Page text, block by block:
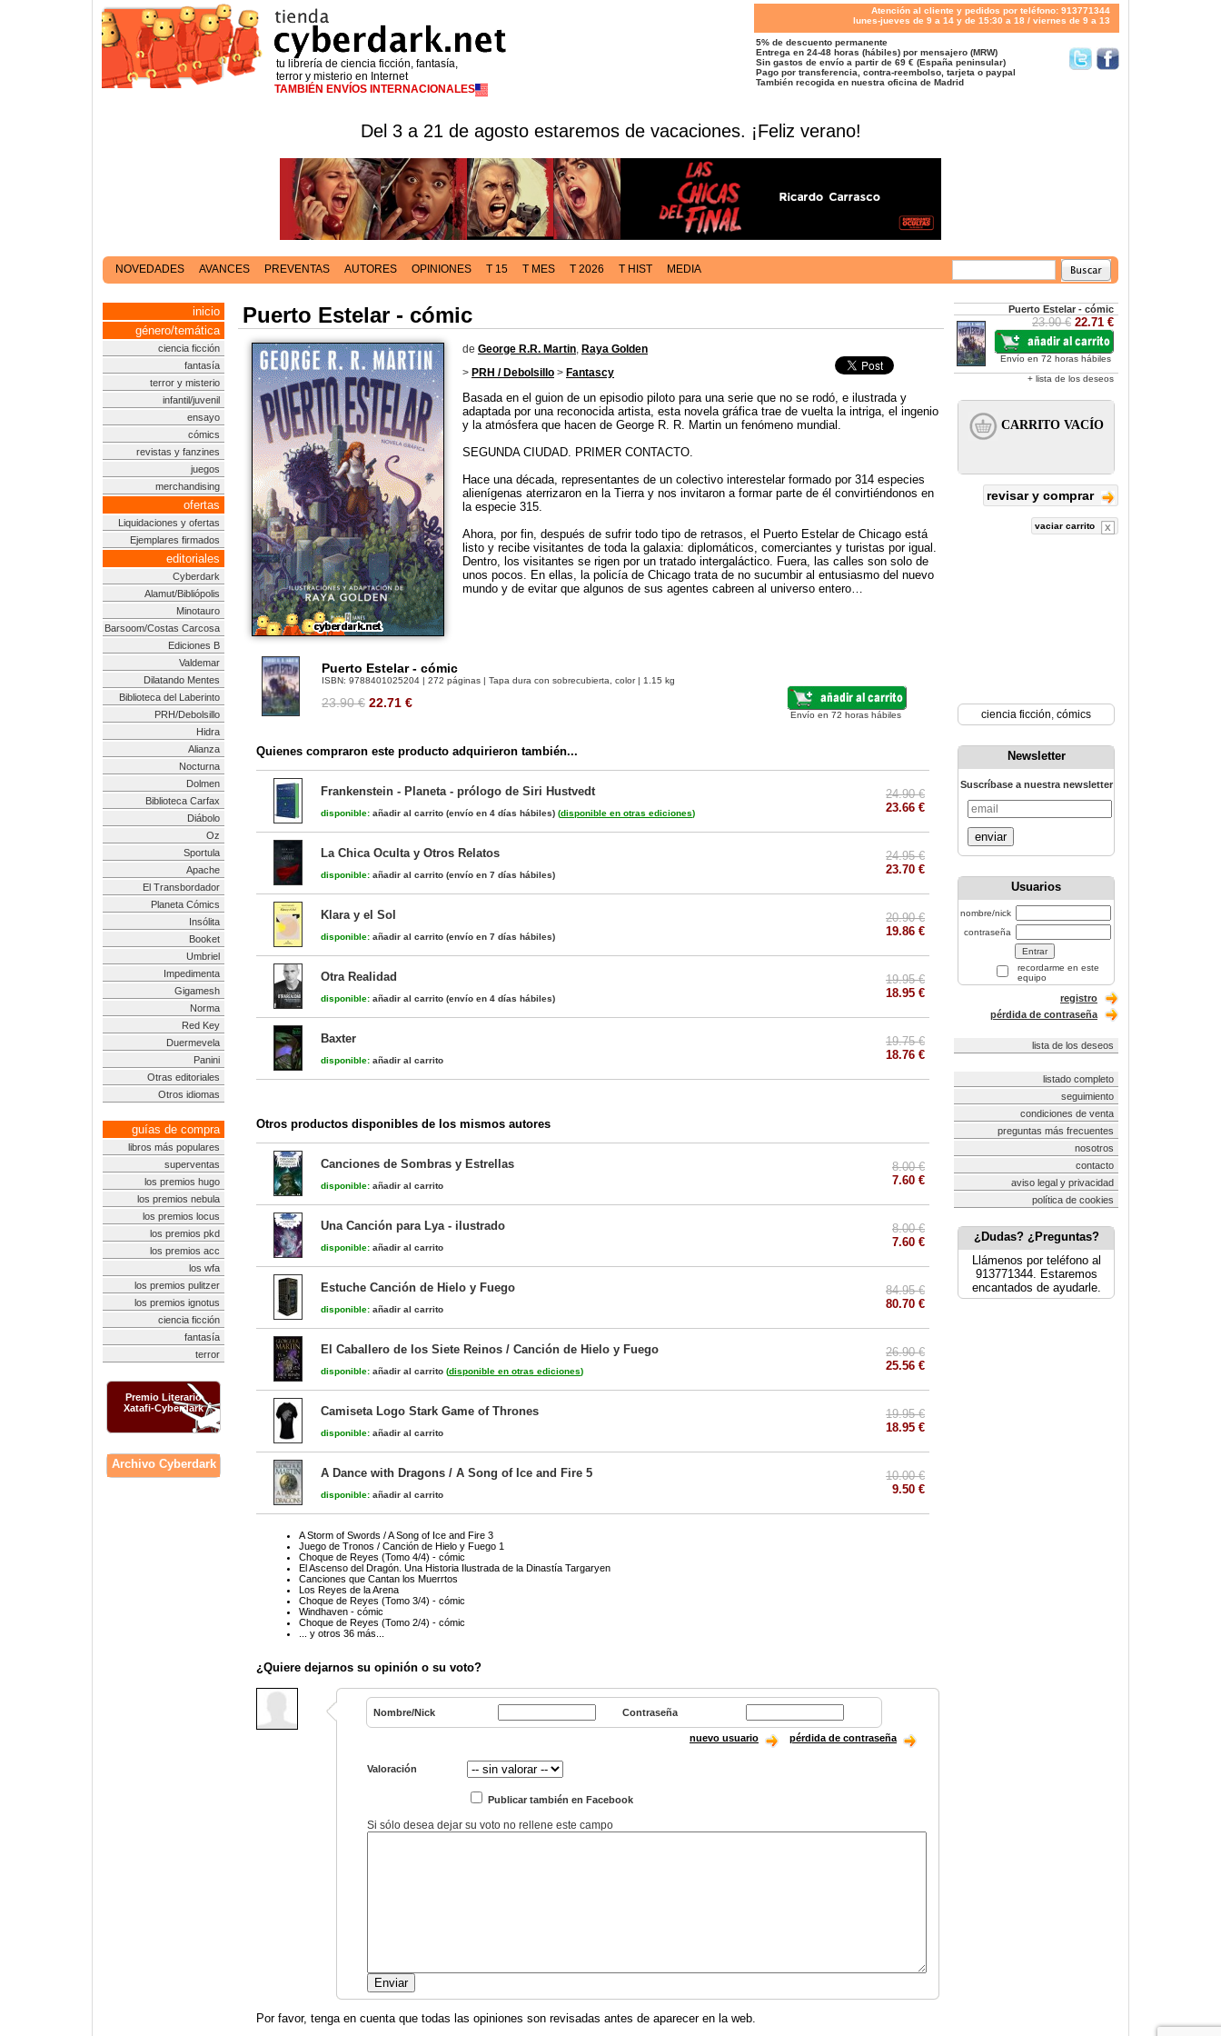
tu librería de ciencia ficción, fantasía,
terror y misterio en Internet
TAMBIÉN ENVÍOS INTERNACIONALES
Atención al cliente y pedidos por teléfono: 913771344
lunes-jueves de 9 a 14 y de 15:30 a 18 / viernes de 9 a 13
5% de descuento permanente
Entrega en 24-48 horas (hábiles) por mensajero (MRW)
Sin gastos de envío a partir de 69 € (España peninsular)
Pago por transferencia, contra-reembolso, tarjeta o paypal
También recogida en nuestra oficina de Madrid
Del 3 a 21 de agosto estaremos de vacaciones. ¡Feliz verano!
NOVEDADES AVANCES PREVENTAS AUTORES OPINIONES T 15 T MES T 2026 T HIST MEDIA
inicio
género/temática
ciencia ficción
fantasía
terror y misterio
infantil/juvenil
ensayo
cómics
revistas y fanzines
juegos
merchandising
ofertas
Liquidaciones y ofertas
Ejemplares firmados
editoriales
Cyberdark
Alamut/Bibliópolis
Minotauro
Barsoom/Costas Carcosa
Ediciones B
Valdemar
Dilatando Mentes
Biblioteca del Laberinto
PRH/Debolsillo
Hidra
Alianza
Nocturna
Dolmen
Biblioteca Carfax
Diábolo
Oz
Sportula
Apache
El Transbordador
Planeta Cómics
Insólita
Booket
Umbriel
Impedimenta
Gigamesh
Norma
Red Key
Duermevela
Panini
Otras editoriales
Otros idiomas
guías de compra
libros más populares
superventas
los premios hugo
los premios nebula
los premios locus
los premios pkd
los premios acc
los wfa
los premios pulitzer
los premios ignotus
ciencia ficción
fantasía
terror
Premio Literario
Xatafi-Cyberdark
Archivo Cyberdark
Puerto Estelar - cómic
de George R.R. Martin, Raya Golden
> PRH / Debolsillo > Fantascy
Basada en el guion de un episodio piloto para una serie que no se rodó, e ilustrada y
adaptada por una reconocida artista, esta novela gráfica trae de vuelta la intriga, el ingenio
y la atmósfera que hacen de George R. R. Martin un fenómeno mundial.
SEGUNDA CIUDAD. PRIMER CONTACTO.
Hace una década, representantes de un colectivo interestelar formado por 314 especies
alienígenas aterrizaron en la Tierra y nos invitaron a formar parte de él convirtiéndonos en
la especie 315.
Ahora, por fin, después de sufrir todo tipo de retrasos, el Puerto Estelar de Chicago está
listo y recibe visitantes de toda la galaxia: diplomáticos, comerciantes y turistas por igual.
Dentro, los visitantes se rigen por un tratado intergaláctico. Fuera, las calles son solo de
unos pocos. En ellas, la policía de Chicago trata de no sucumbir al entusiasmo del nuevo
mundo y de evitar que algunos de sus agentes cabreen al universo entero…
Puerto Estelar - cómic
ISBN: 9788401025204 | 272 páginas | Tapa dura con sobrecubierta, color | 1.15 kg
23.90 € 22.71 €
Envío en 72 horas hábiles
Quienes compraron este producto adquirieron también...
Frankenstein - Planeta - prólogo de Siri Hustvedt
disponible: añadir al carrito (envío en 4 días hábiles) (disponible en otras ediciones)
24.90 €
23.66 €
La Chica Oculta y Otros Relatos
disponible: añadir al carrito (envío en 7 días hábiles)
24.95 €
23.70 €
Klara y el Sol
disponible: añadir al carrito (envío en 7 días hábiles)
20.90 €
19.86 €
Otra Realidad
disponible: añadir al carrito (envío en 4 días hábiles)
19.95 €
18.95 €
Baxter
disponible: añadir al carrito
19.75 €
18.76 €
Otros productos disponibles de los mismos autores
Canciones de Sombras y Estrellas
disponible: añadir al carrito
8.00 €
7.60 €
Una Canción para Lya - ilustrado
disponible: añadir al carrito
8.00 €
7.60 €
Estuche Canción de Hielo y Fuego
disponible: añadir al carrito
84.95 €
80.70 €
El Caballero de los Siete Reinos / Canción de Hielo y Fuego
disponible: añadir al carrito (disponible en otras ediciones)
26.90 €
25.56 €
Camiseta Logo Stark Game of Thrones
disponible: añadir al carrito
19.95 €
18.95 €
A Dance with Dragons / A Song of Ice and Fire 5
disponible: añadir al carrito
10.00 €
9.50 €
A Storm of Swords / A Song of Ice and Fire 3
Juego de Tronos / Canción de Hielo y Fuego 1
Choque de Reyes (Tomo 4/4) - cómic
El Ascenso del Dragón. Una Historia Ilustrada de la Dinastía Targaryen
Canciones que Cantan los Muerrtos
Los Reyes de la Arena
Choque de Reyes (Tomo 3/4) - cómic
Windhaven - cómic
Choque de Reyes (Tomo 2/4) - cómic
... y otros 36 más...
¿Quiere dejarnos su opinión o su voto?
Nombre/Nick Contraseña
nuevo usuario pérdida de contraseña
Valoración
Publicar también en Facebook
Si sólo desea dejar su voto no rellene este campo
Por favor, tenga en cuenta que todas las opiniones son revisadas antes de aparecer en la web.
Puerto Estelar - cómic
23.90 € 22.71 €
Envío en 72 horas hábiles
+ lista de los deseos
revisar y comprar
vaciar carrito
ciencia ficción, cómics
Newsletter
Suscríbase a nuestra newsletter
enviar
Usuarios
nombre/nick
contraseña
recordarme en este
equipo
registro
pérdida de contraseña
lista de los deseos
listado completo
seguimiento
condiciones de venta
preguntas más frecuentes
nosotros
contacto
aviso legal y privacidad
política de cookies
¿Dudas? ¿Preguntas?
Llámenos por teléfono al
913771344. Estaremos
encantados de ayudarle.